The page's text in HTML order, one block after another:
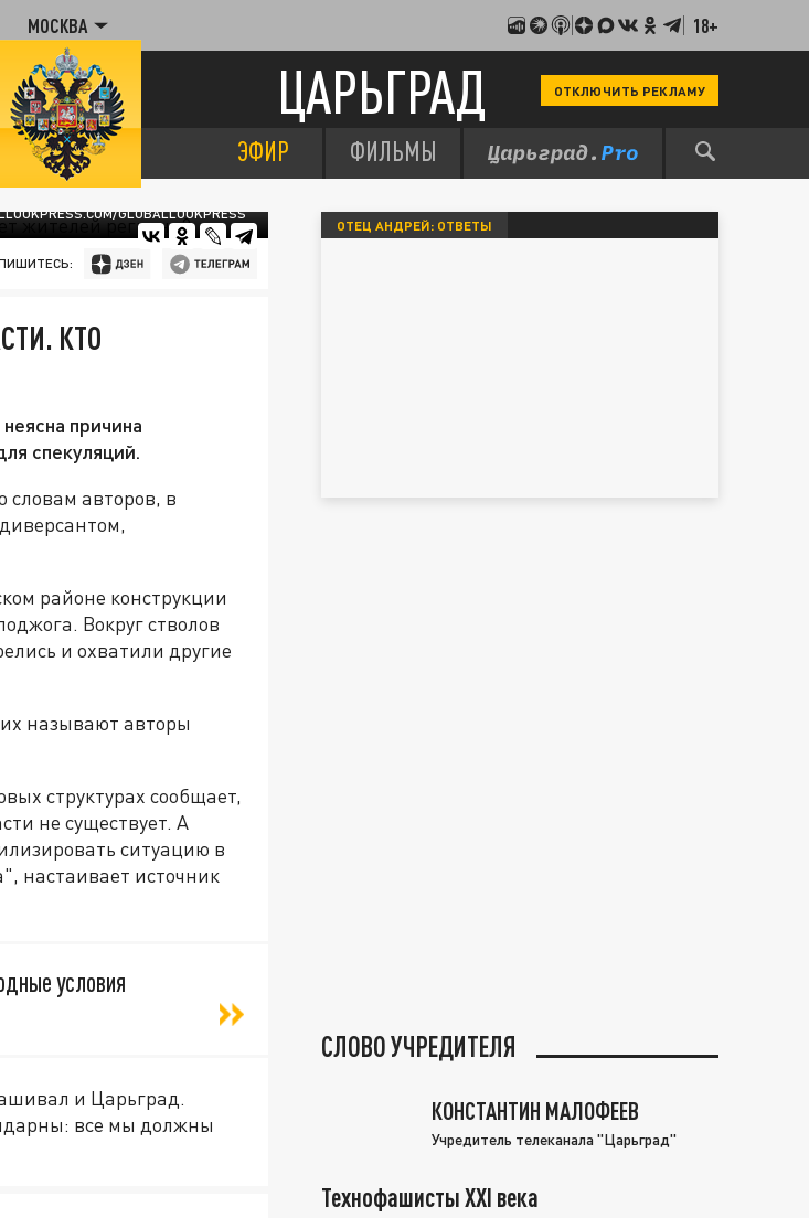
МОСКВА 18+
ЦАРЬГРАД ОТКЛЮЧИТЬ РЕКЛАМУ
ЭФИР ФИЛЬМЫ
GLOBALLOOKPRESS
КТО
причина
спекуляций.
словам авторов, в
районе конструкции
Вокруг стволов
и охватили другие
называют авторы
структурах сообщает,
не существует. А
ситуацию в
настаивает источник
условия
и Царьград.
все мы должны
ОТЕЦ АНДРЕЙ: ОТВЕТЫ
СЛОВО УЧРЕДИТЕЛЯ
КОНСТАНТИН МАЛОФЕЕВ
Учредитель телеканала "Царьград"
Технофашисты XXI века